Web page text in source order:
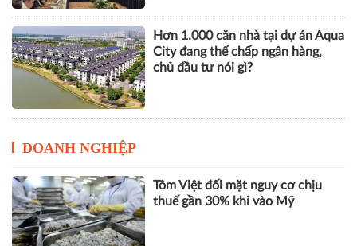
Hơn 1.000 căn nhà tại dự án Aqua
City đang thế chấp ngân hàng,
chủ đầu tư nói gì?
DOANH NGHIỆP
Tôm Việt đối mặt nguy cơ chịu
thuế gần 30% khi vào Mỹ